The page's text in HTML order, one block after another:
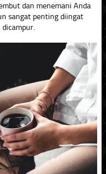
dan menemani Anda
sangat penting diingat